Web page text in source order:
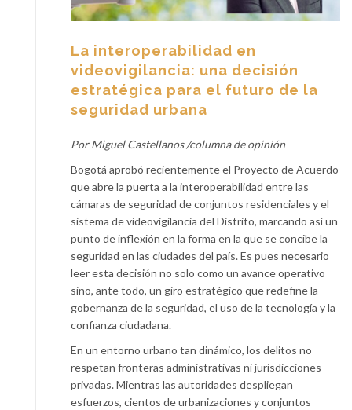
La interoperabilidad en
videovigilancia: una decisión
estratégica para el futuro de la
seguridad urbana
Por Miguel Castellanos /columna de opinión
Bogotá aprobó recientemente el Proyecto de Acuerdo
que abre la puerta a la interoperabilidad entre las
cámaras de seguridad de conjuntos residenciales y el
sistema de videovigilancia del Distrito, marcando así un
punto de inflexión en la forma en la que se concibe la
seguridad en las ciudades del país. Es pues necesario
leer esta decisión no solo como un avance operativo
sino, ante todo, un giro estratégico que redefine la
gobernanza de la seguridad, el uso de la tecnología y la
confianza ciudadana.
En un entorno urbano tan dinámico, los delitos no
respetan fronteras administrativas ni jurisdicciones
privadas. Mientras las autoridades despliegan
esfuerzos, cientos de urbanizaciones y conjuntos